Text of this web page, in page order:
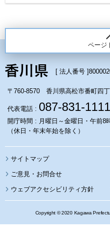
ページ
[ 法人番号 ]
〒760-8570 香川県高松市番町四
代表電話 : 087-831-1111
開庁時間 : 月曜日～金曜日・午前8
（休日・年末年始を除く）
サイトマップ
ウェブアクセシビリティ方針
Copyright © 2020 Kagawa